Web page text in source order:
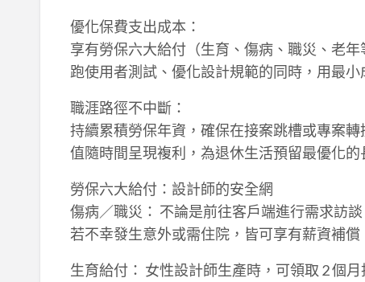
優化保費支出成本：
享有勞保六大給付（生育、傷病、職災、老
跑使用者測試、優化設計規範的同時，用最
職涯路徑不中斷：
持續累積勞保年資，確保在接案跳槽或專案
值隨時間呈現複利，為退休生活預留最優化的
勞保六大給付：設計師的安全網
傷病／職災： 不論是前往客戶端進行需求訪
若不幸發生意外或需住院，皆可享有薪資補償
生育給付： 女性設計師生產時，可領取 2 個